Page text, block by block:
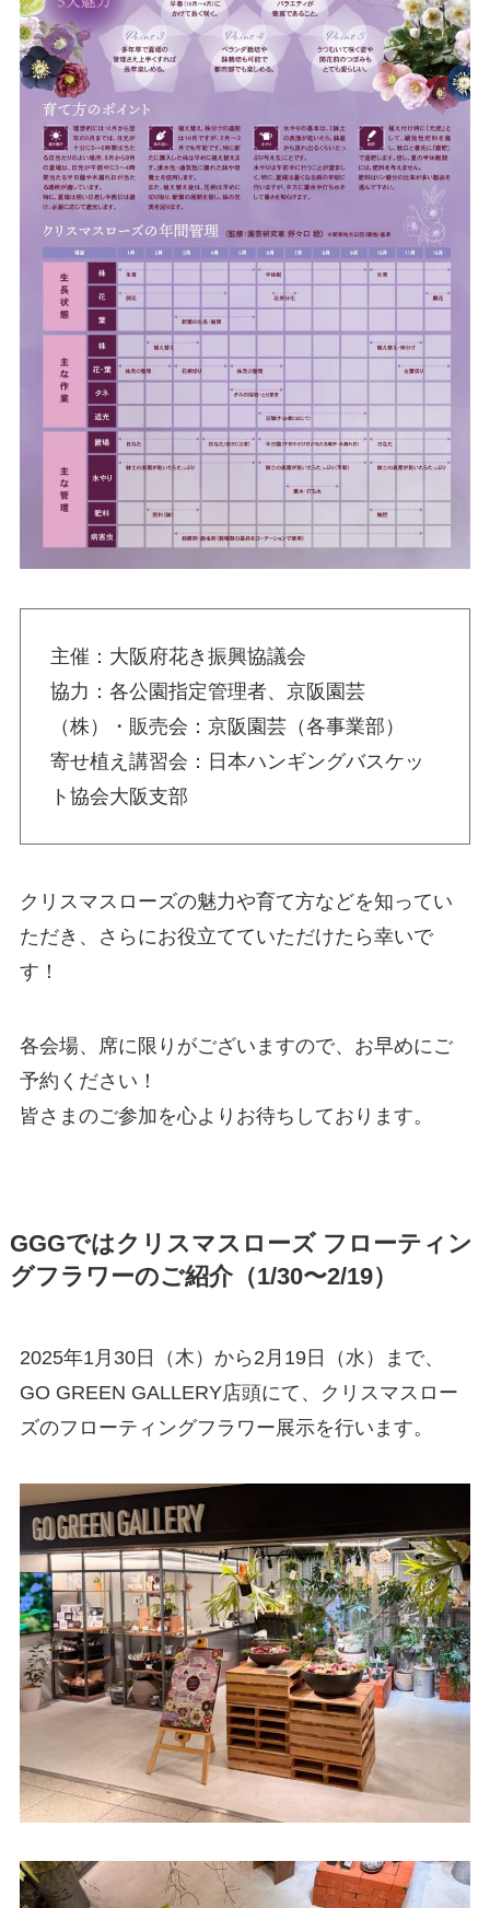
主催：大阪府花き振興協議会
協力：各公園指定管理者、京阪園芸
（株）・販売会：京阪園芸（各事業部）
寄せ植え講習会：日本ハンギングバスケッ
ト協会大阪支部
クリスマスローズの魅力や育て方などを知ってい
ただき、さらにお役立てていただけたら幸いで
す！
各会場、席に限りがございますので、お早めにご
予約ください！
皆さまのご参加を心よりお待ちしております。
GGGではクリスマスローズ フローティン
グフラワーのご紹介（1/30〜2/19）
2025年1月30日（木）から2月19日（水）まで、
GO GREEN GALLERY店頭にて、クリスマスロー
ズのフローティングフラワー展示を行います。